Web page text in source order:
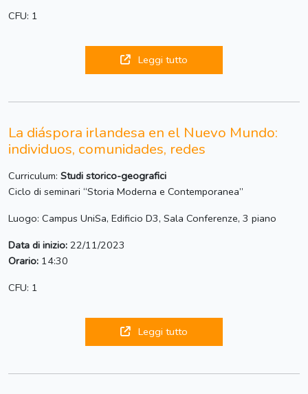
CFU: 1
Leggi tutto
La diáspora irlandesa en el Nuevo Mundo:
individuos, comunidades, redes
Curriculum: Studi storico-geografici
Ciclo di seminari “Storia Moderna e Contemporanea”
Luogo: Campus UniSa, Edificio D3, Sala Conferenze, 3 piano
Data di inizio: 22/11/2023
Orario: 14:30
CFU: 1
Leggi tutto